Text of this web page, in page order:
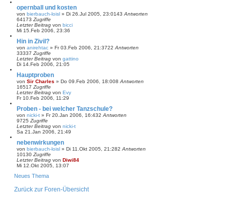
opernball und kosten
von bierbauch-loisl » Di 26.Jul 2005, 23:0143 Antworten
64173 Zugriffe
Letzter Beitrag von bicci
Mi 15.Feb 2006, 23:36
Hin in Zivil?
von anirehtac » Fr 03.Feb 2006, 21:3722 Antworten
33337 Zugriffe
Letzter Beitrag von gattino
Di 14.Feb 2006, 21:05
Hauptproben
von Sir Charles » Do 09.Feb 2006, 18:008 Antworten
16517 Zugriffe
Letzter Beitrag von Evy
Fr 10.Feb 2006, 11:29
Proben - bei welcher Tanzschule?
von nicki-t » Fr 20.Jan 2006, 16:432 Antworten
9725 Zugriffe
Letzter Beitrag von nicki-t
Sa 21.Jan 2006, 21:49
nebenwirkungen
von bierbauch-loisl » Di 11.Okt 2005, 21:282 Antworten
10130 Zugriffe
Letzter Beitrag von Diwi84
Mi 12.Okt 2005, 13:07
Neues Thema
Zurück zur Foren-Übersicht